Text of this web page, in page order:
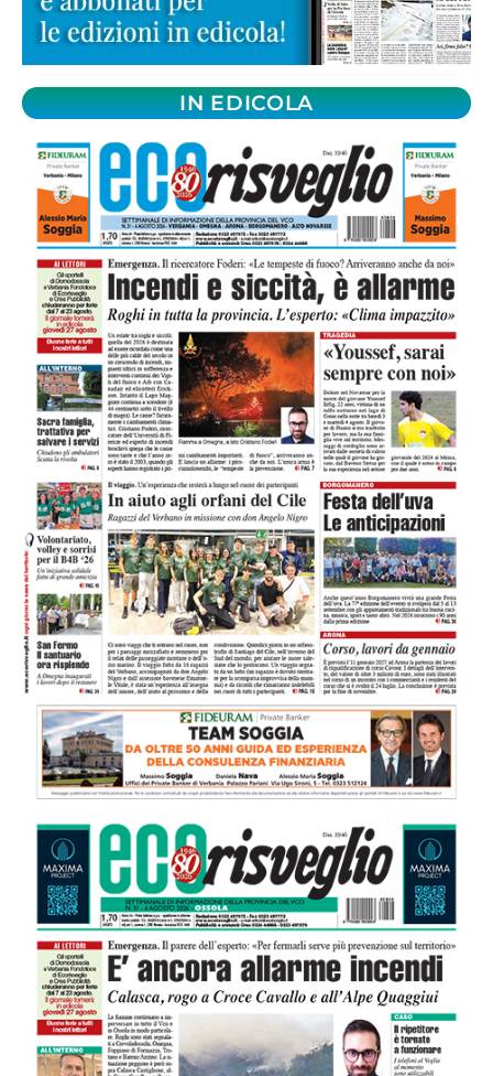
IN EDICOLA